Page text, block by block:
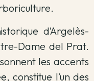
d’Argelès-
Dame del Prat.
les accents
constitue l’un des